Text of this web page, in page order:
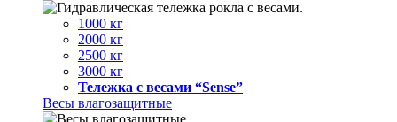
1000 кг
2000 кг
2500 кг
3000 кг
Тележка с весами “Sense”
Весы влагозащитные